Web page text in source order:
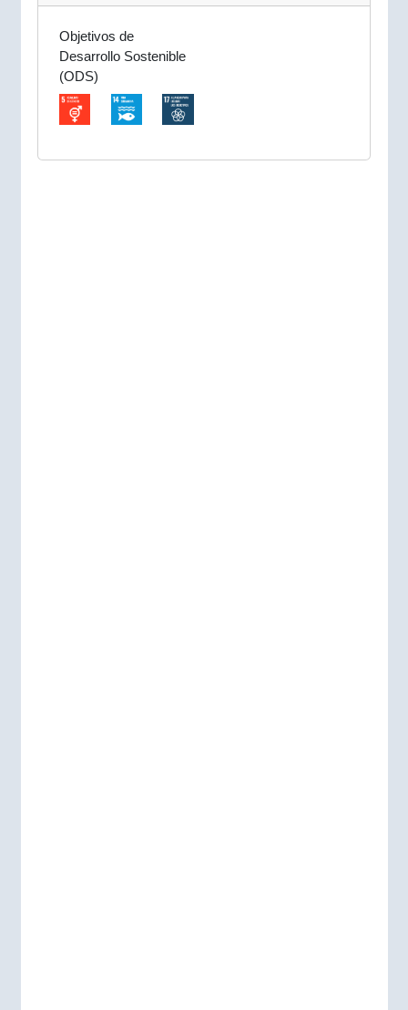
Objetivos de
Desarrollo Sostenible
(ODS)